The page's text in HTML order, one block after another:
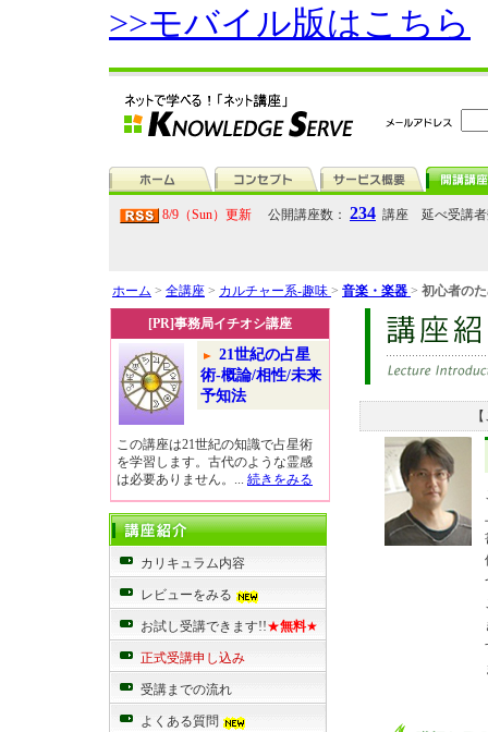
>>モバイル版はこちら
8/9（Sun）更新 公開講座数： 234 講座 延べ受講
ホーム > 全講座 > カルチャー系-趣味 > 音楽・楽器 > 初心者の
[PR]事務局イチオシ講座
21世紀の占星
術-概論/相性/未来
予知法
この講座は21世紀の知識で占星術
を学習します。古代のような霊感
は必要ありません。... 続きをみる
カリキュラム内容
レビューをみる
お試し受講できます!!★無料★
正式受講申し込み
受講までの流れ
よくある質問